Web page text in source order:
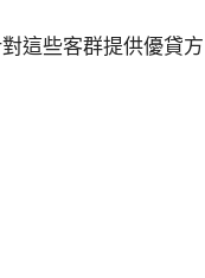
這些客群提供優貸方